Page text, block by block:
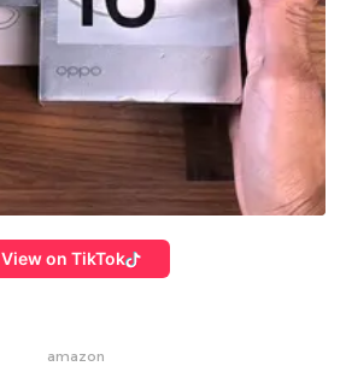
View on TikTok
amazon